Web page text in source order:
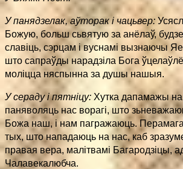
У панядзелак, аўторак і чацьвер:
Божую, больш сьвятую за анёлаў,
славіць, сэрцам і вуснамі вызнаючы Яе
што сапраўды нарадзіла Бога
моліцца няспынна за душы нашыя.
У сераду і пятніцу: Хутка дапамажы
паняволяць нас ворагі, што
Божа наш, і нам пагражаюць.
тых, што нападаюць на нас, каб
правая вера, малітвамі Багародзіцы,
Чалавекалюбча.